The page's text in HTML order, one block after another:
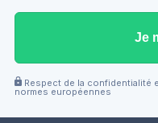
Je
Respect de la
normes européennes